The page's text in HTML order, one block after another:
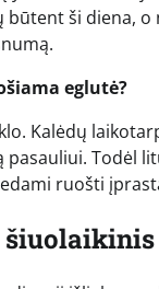
ši diena,
eglutė?
Kalėdų
Todėl
ruošti